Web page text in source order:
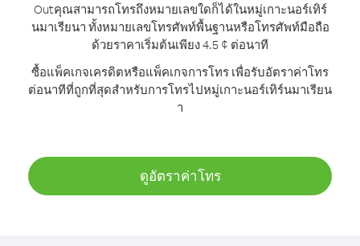
Outคุณสามารถโทรถึงหมายเลขใดก็ได้ในหมู่เกาะนอร์เทิร์
นมาเรียนา ทั้งหมายเลขโทรศัพท์พื้นฐานหรือโทรศัพท์มือถือ
ด้วยราคาเริ่มต้นเพียง 4.5 ¢ ต่อนาที
ซื้อแพ็คเกจเครดิตหรือแพ็คเกจการโทร เพื่อรับอัตราค่าโทร
ต่อนาทีที่ถูกที่สุดสำหรับการโทรไปหมู่เกาะนอร์เทิร์นมาเรียน
า
ดูอัตราค่าโทร